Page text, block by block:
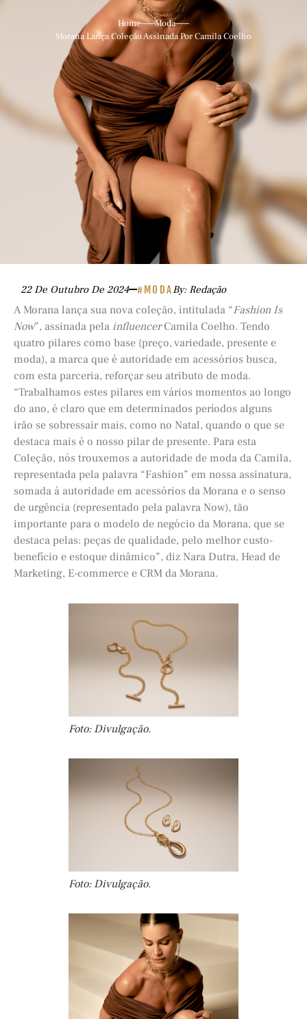
Home
Moda
Morana Lança Coleção Assinada Por Camila Coelho
22 De Outubro De 2024 #MODABy: Redação
A Morana lança sua nova coleção, intitulada “Fashion Is
Now”, assinada pela influencerCamila Coelho. Tendo
quatro pilares como base (preço, variedade, presente e
moda), a marca que é autoridade em acessórios busca,
com esta parceria, reforçar seu atributo de moda.
“Trabalhamos estes pilares em vários momentos ao longo
do ano, é claro que em determinados períodos alguns
irão se sobressair mais, como no Natal, quando o que se
destaca mais é o nosso pilar de presente. Para esta
Coleção, nós trouxemos a autoridade de moda da Camila,
representada pela palavra “Fashion” em nossa assinatura,
somada à autoridade em acessórios da Morana e o senso
de urgência (representado pela palavra Now), tão
importante para o modelo de negócio da Morana, que se
destaca pelas: peças de qualidade, pelo melhor custo-
benefício e estoque dinâmico”, diz Nara Dutra, Head de
Marketing, E-commerce e CRM da Morana.
Foto: Divulgação.
Foto: Divulgação.